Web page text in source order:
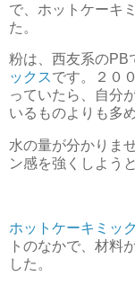
で、ホットケーキ
た。
粉は、西友系のPB
ックスです。２０
っていたら、自分
いるものよりも多
水の量が分かりま
ン感を強くしよう
ホットケーキミッ
トのなかで、材料
した。